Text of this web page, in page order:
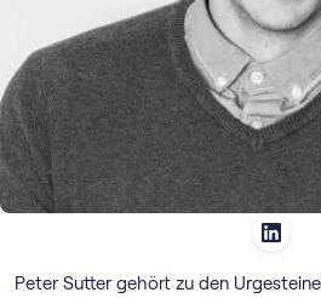
Peter Sutter gehört zu den